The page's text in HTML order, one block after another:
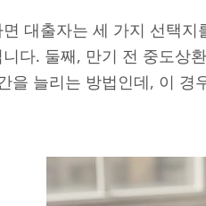
대출자는 세 가지 선택
다. 둘째, 만기 전 중도상
을 늘리는 방법인데, 이 경